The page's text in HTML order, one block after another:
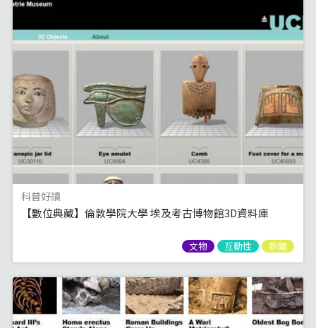
科普好讀
【數位典藏】倫敦學院大學 埃及考古博物館3D資料庫
文物 互動性 新聞